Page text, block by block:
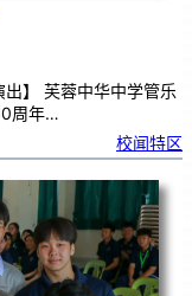
出】 芙蓉中华中学管乐
周年…
校闻特区